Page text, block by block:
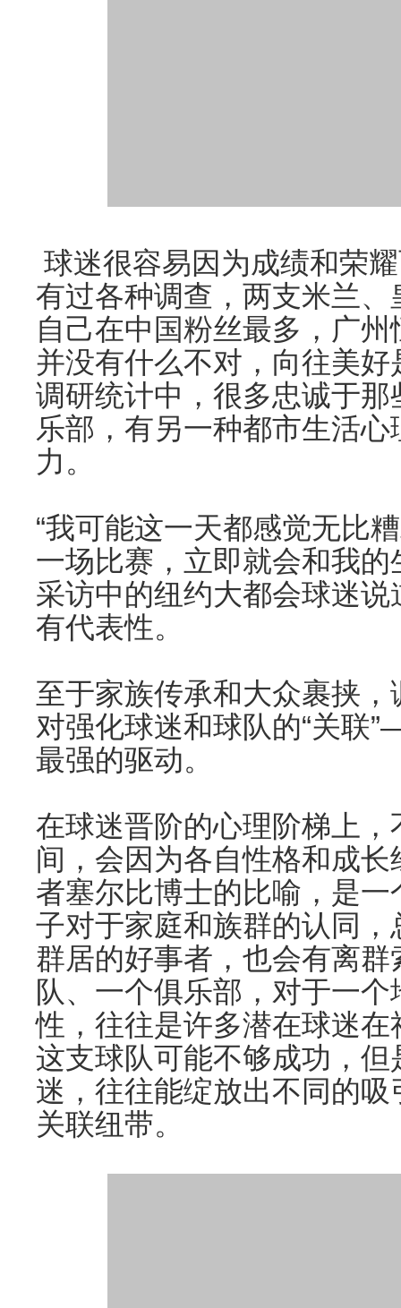
球迷很容易因为成绩和荣
有过各种调查，两支米兰
自己在中国粉丝最多，广
并没有什么不对，向往美
调研统计中，很多忠诚于
乐部，有另一种都市生活
力。
“我可能这一天都感觉无比
一场比赛，立即就会和我的
采访中的纽约大都会球迷
有代表性。
至于家族传承和大众裹挟
对强化球迷和球队的“关联
最强的驱动。
在球迷晋阶的心理阶梯上
间，会因为各自性格和成
者塞尔比博士的比喻，是
子对于家庭和族群的认同
群居的好事者，也会有离
队、一个俱乐部，对于一
性，往往是许多潜在球迷
这支球队可能不够成功，
迷，往往能绽放出不同的
关联纽带。